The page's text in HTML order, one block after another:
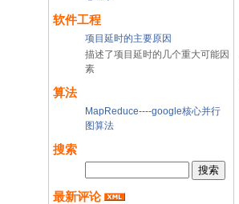
软件工程
项目延时的主要原因
描述了项目延时的几个重大可能因
素
算法
MapReduce----google核心并行
图算法
搜索
最新评论